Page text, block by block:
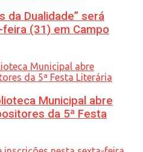
da Dualidade” será
(31) em Campo
Municipal abre
da 5ª Festa